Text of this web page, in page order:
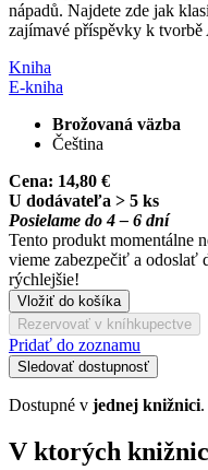
nápadů. Najdete zde jak
zajímavé příspěvky k
Kniha
E-kniha
Brožovaná väzba
Čeština
Cena: 14,80 €
U dodávateľa > 5 ks
Posielame do 4 – 6 dní
Tento produkt momentálne
vieme zabezpečiť a odoslať
rýchlejšie!
Vložiť do košíka
Rezervovať v kníhkupectve
Pridať do zoznamu
Sledovať dostupnosť
Dostupné v jednej knižnici.
V ktorých